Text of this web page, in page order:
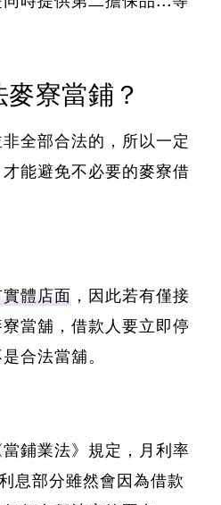
寮當鋪？
全部合法的，所以一定
能避免不必要的麥寮借
體店面 ，因此若有僅接
當舖，借款人要立即停
合法當舖。
鋪業法》規定 ，月利率
息部分雖然會因為借款